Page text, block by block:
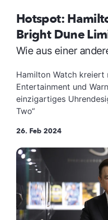
Hotspot:
Bright Dune
Wie aus einer
Hamilton Watch kreiert
Entertainment und
einzigartiges
Two“
26. Feb 2024